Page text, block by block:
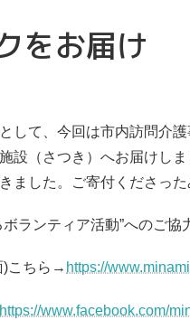
をお届け
して、今回は市内訪問介
設（さつき）へお届けし
ました。ご寄付くださっ
ランティア活動”へのご協
)こちら→ https://
https://www.facebook.com/